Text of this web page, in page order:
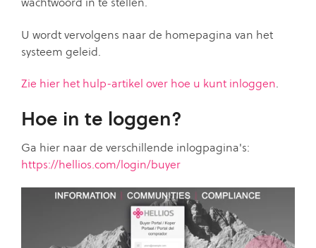
U wordt vervolgens naar de homepagina van het
systeem geleid.
Zie hier het hulp-artikel over hoe u kunt inloggen.
Hoe in te loggen?
Ga hier naar de verschillende inlogpagina's:
https://hellios.com/login/buyer